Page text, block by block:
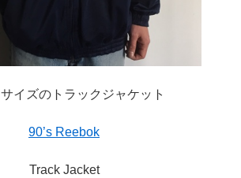
イズのトラックジャケット
90’s Reebok
Track Jacket